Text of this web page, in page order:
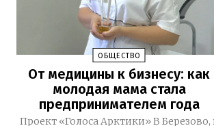
ОБЩЕСТВО
От медицины к бизнесу: как
молодая мама стала
предпринимателем года
Проект «Голоса Арктики» В Березово, в